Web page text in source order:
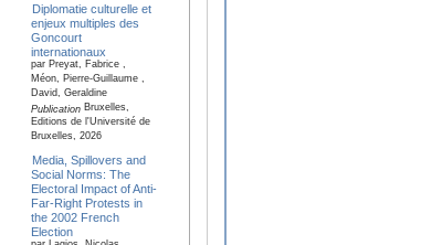
Diplomatie culturelle et
enjeux multiples des
Goncourt
internationaux
par Preyat, Fabrice ,
Méon, Pierre-Guillaume ,
David, Geraldine
PublicationBruxelles,
Editions de l'Université de
Bruxelles, 2026
Media, Spillovers and
Social Norms: The
Electoral Impact of Anti-
Far-Right Protests in
the 2002 French
Election